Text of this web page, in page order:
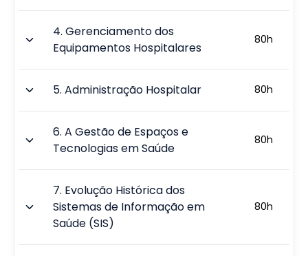
4.Gerenciamento dos
Equipamentos Hospitalares
80h
5.Administração Hospitalar 80h
6.A Gestão de Espaços e
Tecnologias em Saúde
80h
7. Evolução Histórica dos
Sistemas de Informação em
Saúde (SIS)
80h